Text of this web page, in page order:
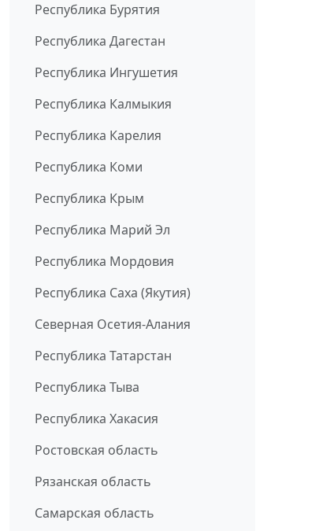
Республика Бурятия
Республика Дагестан
Республика Ингушетия
Республика Калмыкия
Республика Карелия
Республика Коми
Республика Крым
Республика Марий Эл
Республика Мордовия
Республика Саха (Якутия)
Северная Осетия-Алания
Республика Татарстан
Республика Тыва
Республика Хакасия
Ростовская область
Рязанская область
Самарская область